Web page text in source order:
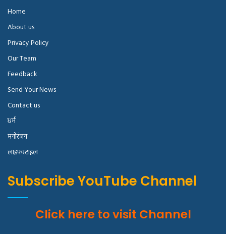
Home
About us
Privacy Policy
Our Team
Feedback
Send Your News
Contact us
धर्म
मनोरंजन
लाइफस्टाइल
Subscribe YouTube Channel
Click here to visit Channel